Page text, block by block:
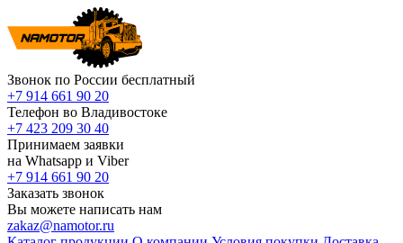
Звонок по России бесплатный
+7 914 661 90 20
Телефон во Владивостоке
+7 423 209 30 40
Принимаем заявки
на Whatsapp и Viber
+7 914 661 90 20
Заказать звонок
Вы можете написать нам
zakaz@namotor.ru